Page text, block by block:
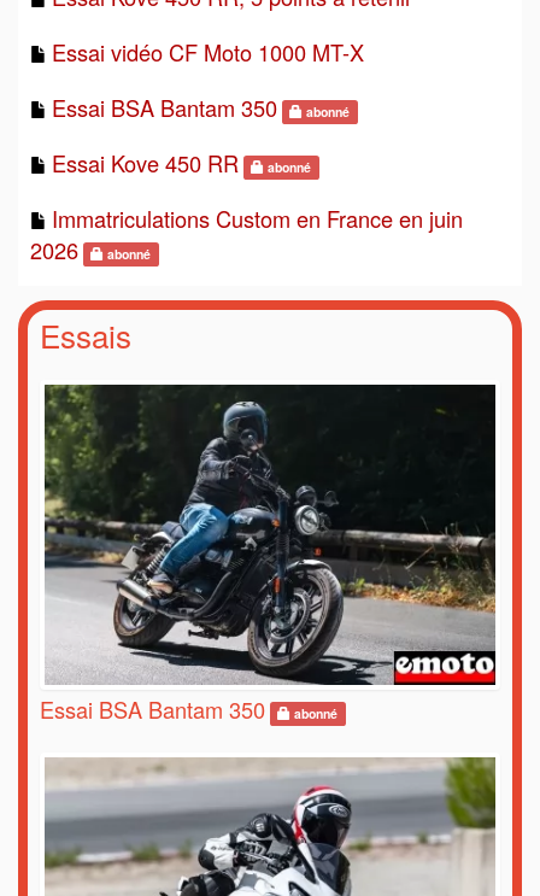
Essai vidéo CF Moto 1000 MT-X
Essai BSA Bantam 350
abonné
Essai Kove 450 RR abonné
Immatriculations Custom en France en juin
2026
abonné
Essais
Essai BSA Bantam 350 abonné